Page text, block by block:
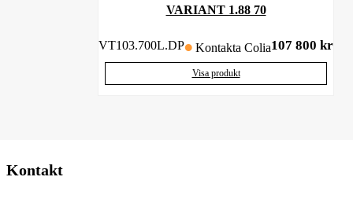
VARIANT 1.88 70
VT103.700L.DP Kontakta Colia107 800 kr
Visa produkt
Kontakt